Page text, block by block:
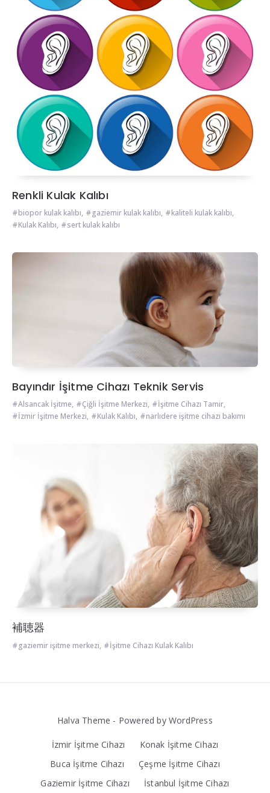
Renkli Kulak Kalıbı
biopor kulak kalıbı, gaziemir kulak kalıbı, kaliteli kulak kalıbı,
Kulak Kalıbı, sert kulak kalıbı
Bayındır İşitme Cihazı Teknik Servis
Alsancak İşitme, Çiğli İşitme Merkezi, İşitme Cihazı Tamir,
İzmir İşitme Merkezi, Kulak Kalıbı, narlıdere işitme cihazı bakımı
補聴器
gaziemir işitme merkezi, İşitme Cihazı Kulak Kalıbı
Halva Theme - Powered by WordPress
İzmir İşitme Cihazı
Konak İşitme Cihazı
Buca İşitme Cihazı
Çeşme İşitme Cihazı
Gaziemir İşitme Cihazı
İstanbul İşitme Cihazı